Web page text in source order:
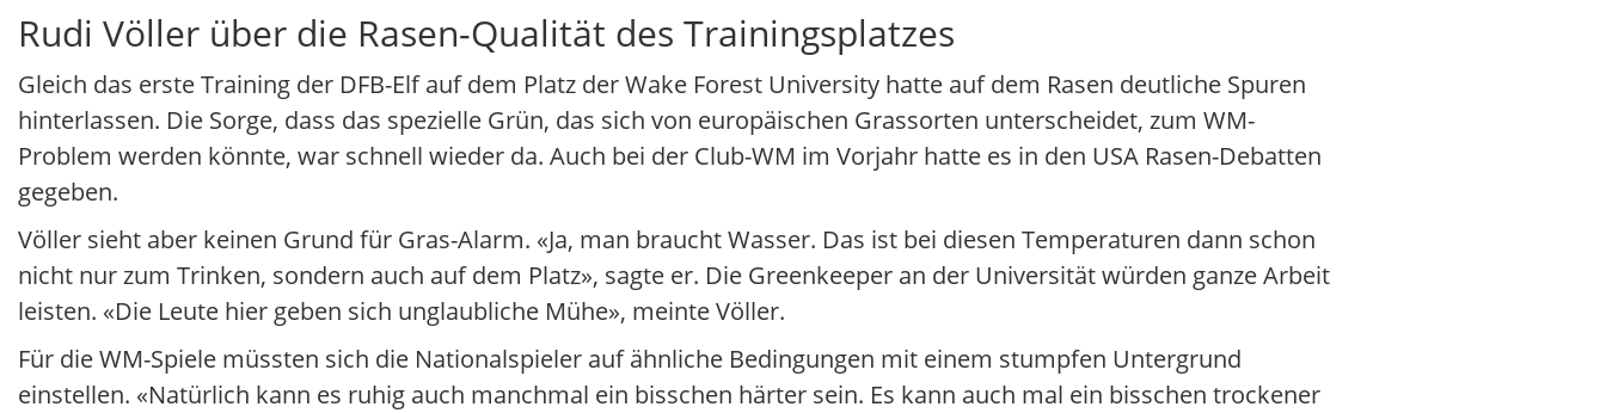
Rudi Völler über die Rasen-Qualität des Trainingsplatzes
Gleich das erste Training der DFB-Elf auf dem Platz der Wake Forest University hatte auf dem Rasen deutliche Spuren
hinterlassen. Die Sorge, dass das spezielle Grün, das sich von europäischen Grassorten unterscheidet, zum WM-
Problem werden könnte, war schnell wieder da. Auch bei der Club-WM im Vorjahr hatte es in den USA Rasen-Debatten
gegeben.
Völler sieht aber keinen Grund für Gras-Alarm. «Ja, man braucht Wasser. Das ist bei diesen Temperaturen dann schon
nicht nur zum Trinken, sondern auch auf dem Platz», sagte er. Die Greenkeeper an der Universität würden ganze Arbeit
leisten. «Die Leute hier geben sich unglaubliche Mühe», meinte Völler.
Für die WM-Spiele müssten sich die Nationalspieler auf ähnliche Bedingungen mit einem stumpfen Untergrund
einstellen. «Natürlich kann es ruhig auch manchmal ein bisschen härter sein. Es kann auch mal ein bisschen trockener